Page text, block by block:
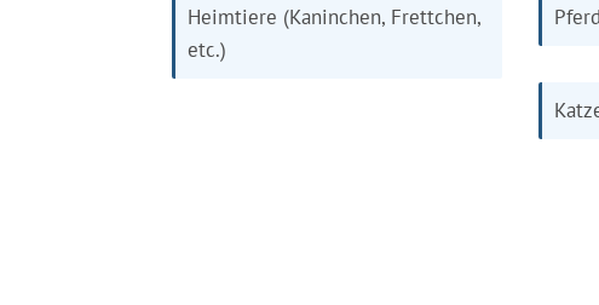
Heimtiere (Kaninchen, Frettchen,
etc.)